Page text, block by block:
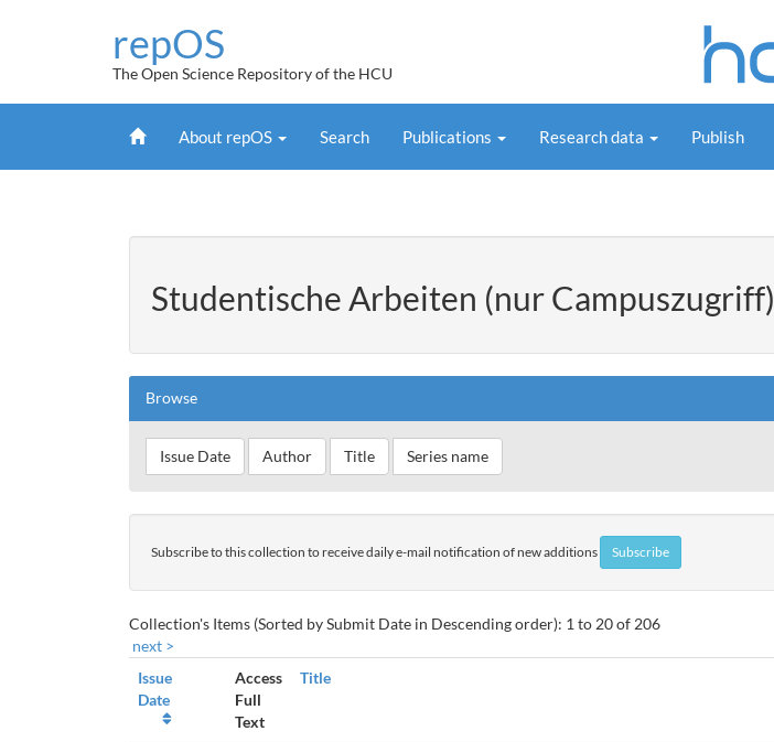
repOS
The Open Science Repository of the HCU
HomeAbout repOS Search Publications Research data Publish
Studentische Arbeiten (nur Campuszugriff)
Browse
Subscribe to this collection to receive daily e-mail notification of new additions
Collection's Items (Sorted by Submit Date in Descending order): 1 to 20 of 206
next >
Issue
Date
Access
Full
Text
Title